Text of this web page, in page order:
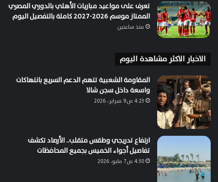
تعرف على مواعيد مباريات الأهلي بالدوري المصري
الممتاز موسم 2026-2027 كاملة بالتفصيل اليوم
منذ ساعتين
الاخبار الاكثر مشاهدة اليوم
المقاومة الشعبية تتهم الدعم السريع بانتهاكات
واسعة داخل سجن شالا
4:23 ص9 فبراير، 2026
ارتفاع تدريجي وطقس متقلب.. الأرصاد تكشف
تفاصيل أجواء الخميس بجميع المحافظات
4:30 ص7 مايو، 2026